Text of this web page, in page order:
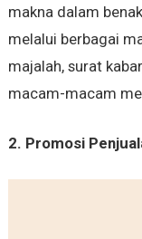
makna dalam
melalui berbagai
majalah, surat
macam-macam
2. Promosi